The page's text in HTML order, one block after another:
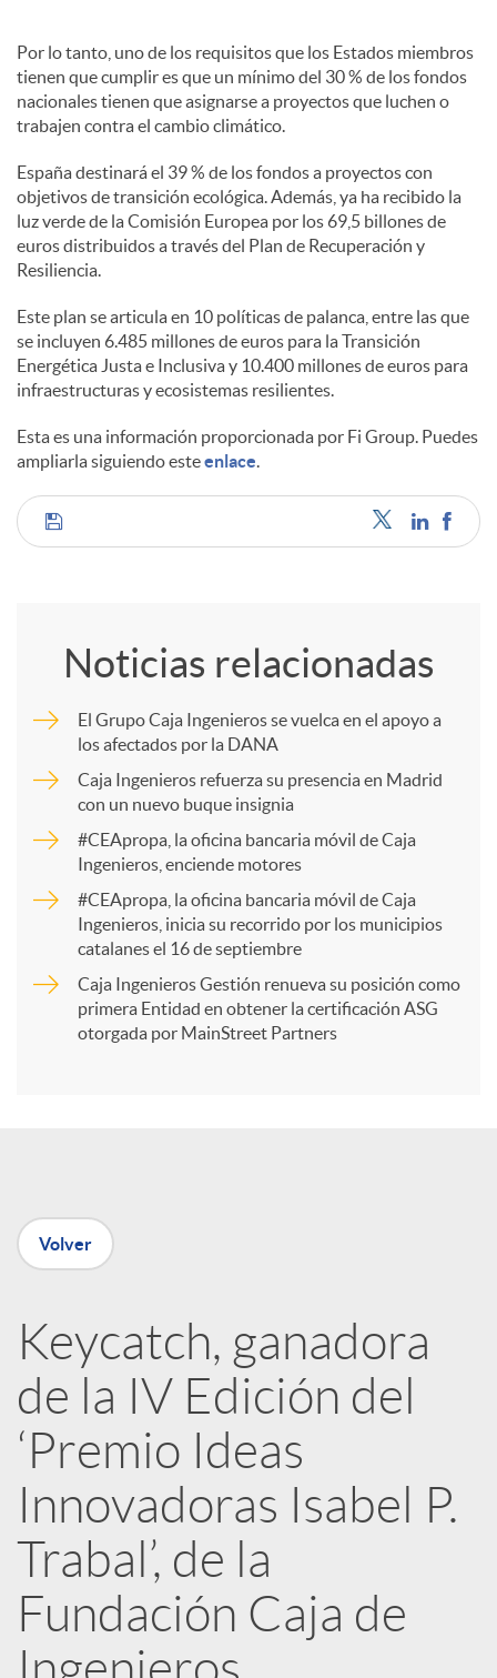
s
Por lo tanto, uno de los requisitos que los Estados miembros
tienen que cumplir es que un mínimo del 30 % de los fondos
nacionales tienen que asignarse a proyectos que luchen o
trabajen contra el cambio climático.
España destinará el 39 % de los fondos a proyectos con
objetivos de transición ecológica. Además, ya ha recibido la
luz verde de la Comisión Europea por los 69,5 billones de
euros distribuidos a través del Plan de Recuperación y
Resiliencia.
Este plan se articula en 10 políticas de palanca, entre las que
se incluyen 6.485 millones de euros para la Transición
Energética Justa e Inclusiva y 10.400 millones de euros para
infraestructuras y ecosistemas resilientes.
Esta es una información proporcionada por Fi Group. Puedes
ampliarla siguiendo esteenlace.
C
m
p
a
r
t
n
R
e
d
e
s
Noticias relacionadas
El Grupo Caja Ingenieros se vuelca en el apoyo a
los afectados por la DANA
Caja Ingenieros refuerza su presencia en Madrid
con un nuevo buque insignia
#CEApropa, la oficina bancaria móvil de Caja
Ingenieros, enciende motores
#CEApropa, la oficina bancaria móvil de Caja
Ingenieros, inicia su recorrido por los municipios
catalanes el 16 de septiembre
Caja Ingenieros Gestión renueva su posición como
primera Entidad en obtener la certificación ASG
otorgada por MainStreet Partners
Volver
Keycatch, ganadora
de la IV Edición del
‘Premio Ideas
Innovadoras Isabel P.
Trabal’, de la
Fundación Caja de